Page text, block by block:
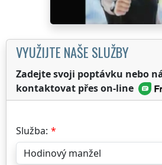
VYUŽIJTE NAŠE SLUŽBY
Zadejte svoji poptávku nebo
kontaktovat přes on-line
Služba: